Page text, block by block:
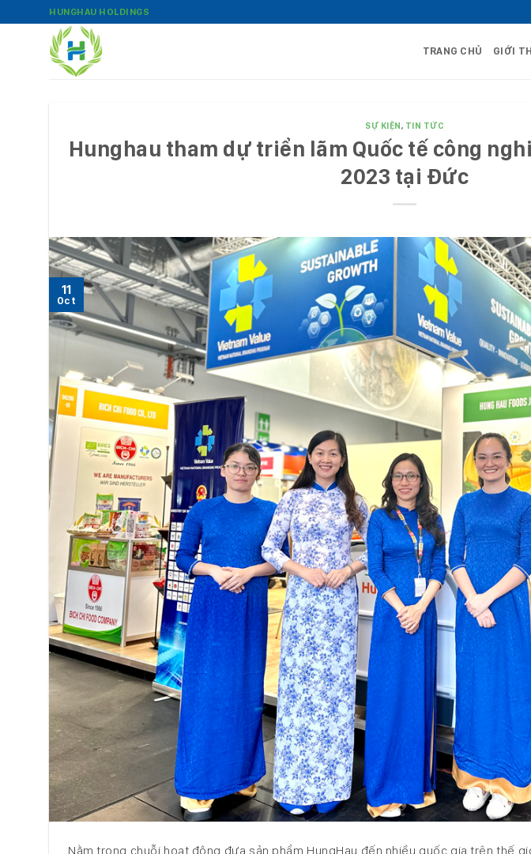
qua
HUNGHAU HOLDINGS
TRANG CHỦ GIỚI
SỰ KIỆN, TIN TỨC
Hunghau tham dự triển lãm Quốc tế công
2023 tại Đức
11
Oct
Nằm trong chuỗi hoạt động đưa sản phẩm HungHau đến nhiều quốc gia trên thế